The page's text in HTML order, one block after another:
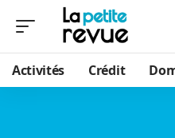
Activités Crédit